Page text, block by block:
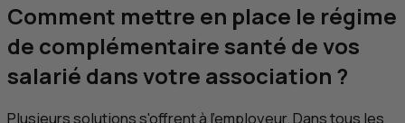
Comment mettre en place le régime
de complémentaire santé de vos
salarié dans votre association ?
Plusieurs solutions s'offrent à l'employeur. Dans tous les